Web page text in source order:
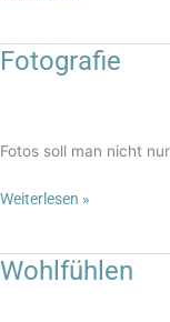
Fotografie
Fotos soll man nicht
Fotografie
Weiterlesen »
Wohlfühlen
Wohlfühlen